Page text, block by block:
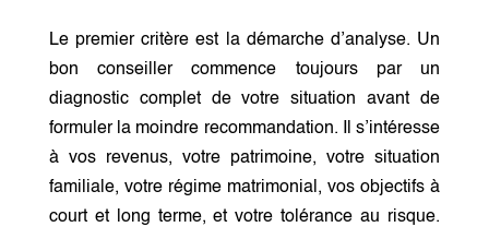
Le premier critère est la démarche d’analyse. Un
bon conseiller commence toujours par un
diagnostic complet de votre situation avant de
formuler la moindre recommandation. Il s’intéresse
à vos revenus, votre patrimoine, votre situation
familiale, votre régime matrimonial, vos objectifs à
court et long terme, et votre tolérance au risque.